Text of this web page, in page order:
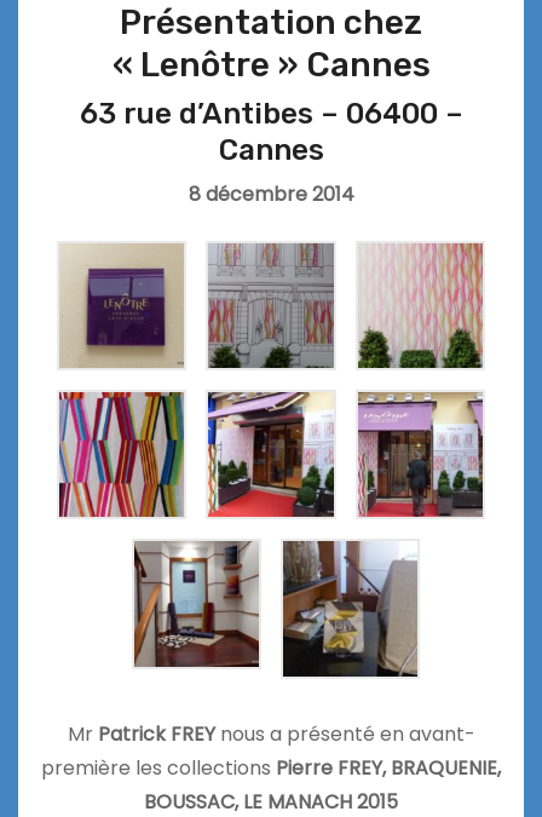
Présentation chez
« Lenôtre » Cannes
63 rue d’Antibes – 06400 –
Cannes
8 décembre 2014
Mr Patrick FREYnous a présenté en avant-
première les collections Pierre FREY, BRAQUENIE,
BOUSSAC, LE MANACH 2015